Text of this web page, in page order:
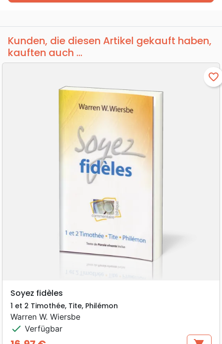
Kunden, die diesen Artikel gekauft haben,
kauften auch ...
favorite_border
Soyez fidèles
1 et 2 Timothée, Tite, Philémon
Warren W. Wiersbe
check Verfügbar